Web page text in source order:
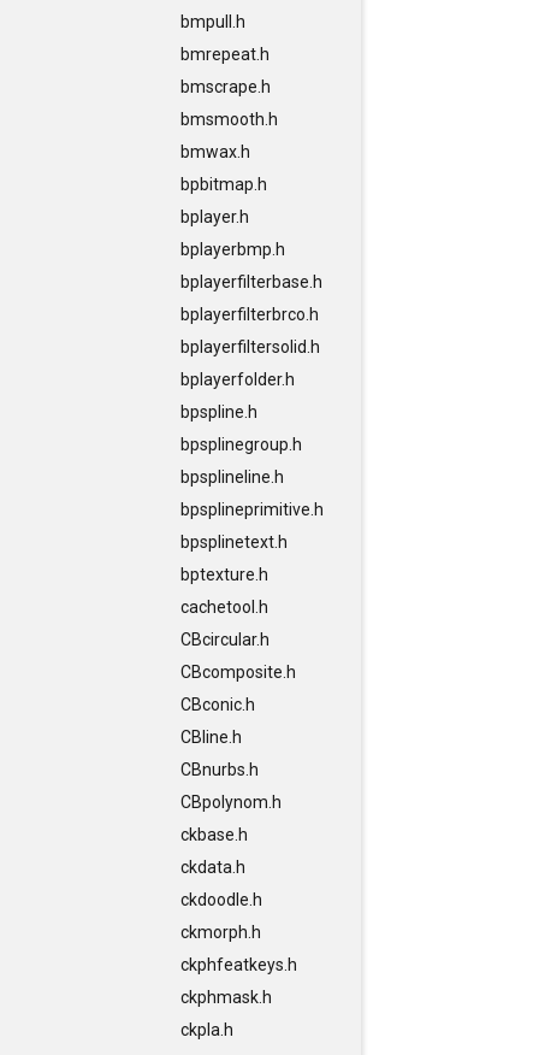
bmpull.h
bmrepeat.h
bmscrape.h
bmsmooth.h
bmwax.h
bpbitmap.h
bplayer.h
bplayerbmp.h
bplayerfilterbase.h
bplayerfilterbrco.h
bplayerfiltersolid.h
bplayerfolder.h
bpspline.h
bpsplinegroup.h
bpsplineline.h
bpsplineprimitive.h
bpsplinetext.h
bptexture.h
cachetool.h
CBcircular.h
CBcomposite.h
CBconic.h
CBline.h
CBnurbs.h
CBpolynom.h
ckbase.h
ckdata.h
ckdoodle.h
ckmorph.h
ckphfeatkeys.h
ckphmask.h
ckpla.h